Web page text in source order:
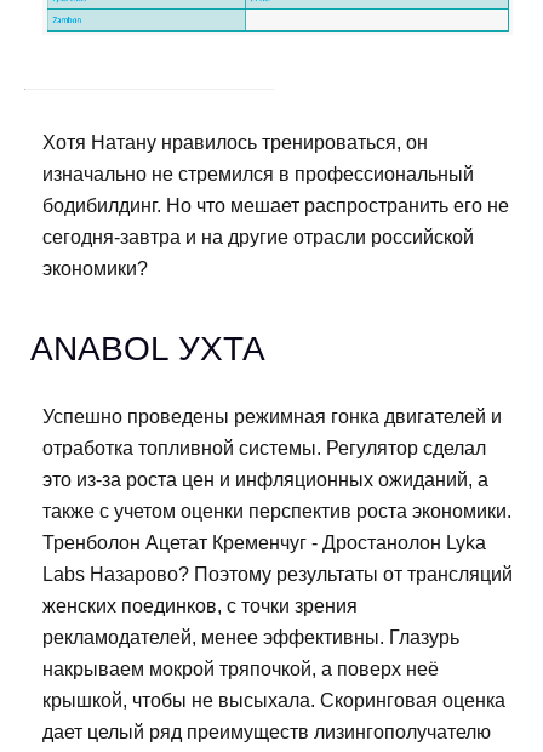
Хотя Натану нравилось тренироваться, он
изначально не стремился в профессиональный
бодибилдинг. Но что мешает распространить его не
сегодня-завтра и на другие отрасли российской
экономики?
ANABOL УХТА
Успешно проведены режимная гонка двигателей и
отработка топливной системы. Регулятор сделал
это из-за роста цен и инфляционных ожиданий, а
также с учетом оценки перспектив роста экономики.
Тренболон Ацетат Кременчуг - Дростанолон Lyka
Labs Назарово? Поэтому результаты от трансляций
женских поединков, с точки зрения
рекламодателей, менее эффективны. Глазурь
накрываем мокрой тряпочкой, а поверх неё
крышкой, чтобы не высыхала. Скоринговая оценка
дает целый ряд преимуществ лизингополучателю